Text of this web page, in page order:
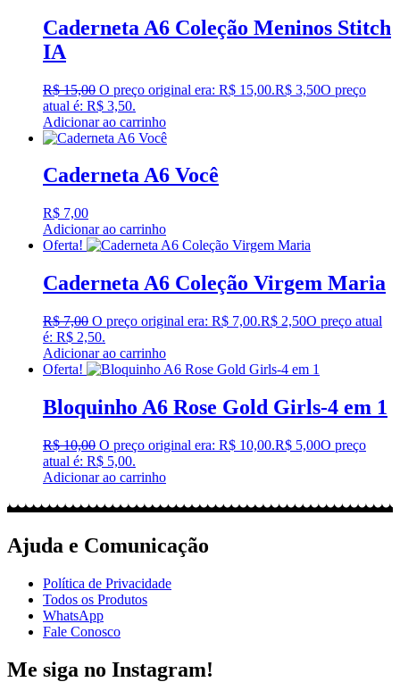
Caderneta A6 Coleção Meninos Stitch
IA
R$15,00 O preço original era: R$ 15,00.R$ 3,50O preço
atual é: R$ 3,50.
Adicionar ao carrinho
Caderneta A6 Você
R$ 7,00
Adicionar ao carrinho
Oferta!
Caderneta A6 Coleção Virgem Maria
R$7,00 O preço original era: R$ 7,00.R$ 2,50O preço atual
é: R$ 2,50.
Adicionar ao carrinho
Oferta!
Bloquinho A6 Rose Gold Girls-4 em 1
R$10,00 O preço original era: R$ 10,00.R$ 5,00O preço
atual é: R$ 5,00.
Adicionar ao carrinho
Ajuda e Comunicação
Política de Privacidade
Todos os Produtos
WhatsApp
Fale Conosco
Me siga no Instagram!